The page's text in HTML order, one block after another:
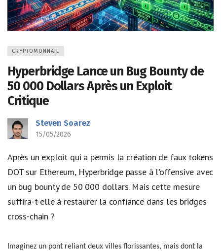
CRYPTOMONNAIE
Hyperbridge Lance un Bug Bounty de
50 000 Dollars Après un Exploit
Critique
Steven Soarez
15/05/2026
Après un exploit qui a permis la création de faux tokens
DOT sur Ethereum, Hyperbridge passe à l'offensive avec
un bug bounty de 50 000 dollars. Mais cette mesure
suffira-t-elle à restaurer la confiance dans les bridges
cross-chain ?
Imaginez un pont reliant deux villes florissantes, mais dont la